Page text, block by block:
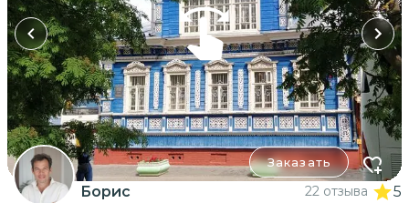
Заказать
Борис 22 отзыва 5